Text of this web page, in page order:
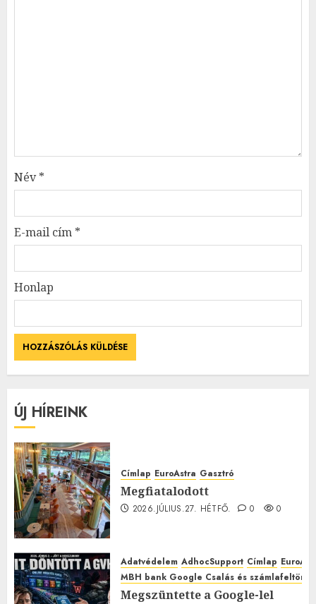
Név*
E-mail cím *
Honlap
ÚJ HÍREINK
Címlap EuroAstra Gasztró
Megfiatalodott
2026.JÚLIUS.27. HÉTFŐ. 0 0
Adatvédelem AdhocSupport Címlap
MBH bank Google Csalás és
Megszüntette a Google-lel